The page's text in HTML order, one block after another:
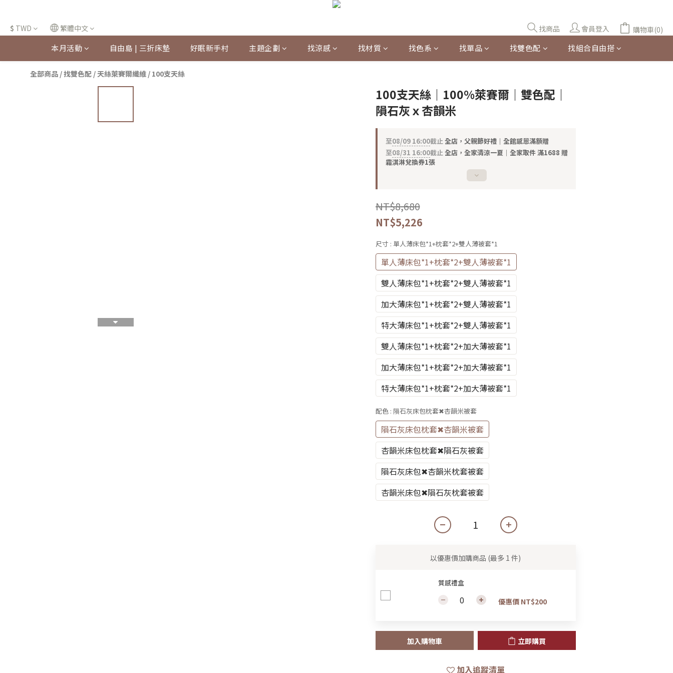
$ TWD 繁體中文 找商品 會員登入 購物車(0)
本月活動 自由島 | 三折床墊 好眠新手村 主題企劃 找涼感 找材質 找色系 找單品 找雙色配 找組合自由搭
全部商品 /找雙色配 /天絲萊賽爾纖維 / 100支天絲
100支天絲｜100%萊賽爾｜雙色配｜
隕石灰ｘ杏韻米
至08/09 16:00截止全店，父親節好禮｜全館感恩滿額贈
至08/31 16:00截止全店，全家清涼一夏｜全家取件 滿1688 贈
霜淇淋兌換券1張
NT$8,680
NT$5,226
尺寸 : 單人薄床包*1+枕套*2+雙人薄被套*1
單人薄床包*1+枕套*2+雙人薄被套*1
雙人薄床包*1+枕套*2+雙人薄被套*1
加大薄床包*1+枕套*2+雙人薄被套*1
特大薄床包*1+枕套*2+雙人薄被套*1
雙人薄床包*1+枕套*2+加大薄被套*1
加大薄床包*1+枕套*2+加大薄被套*1
特大薄床包*1+枕套*2+加大薄被套*1
配色 : 隕石灰床包枕套✖杏韻米被套
隕石灰床包枕套✖杏韻米被套
杏韻米床包枕套✖隕石灰被套
隕石灰床包✖杏韻米枕套被套
杏韻米床包✖隕石灰枕套被套
以優惠價加購商品 (最多 1 件)
質感禮盒
優惠價 NT$200
加入購物車 立即購買
加入追蹤清單